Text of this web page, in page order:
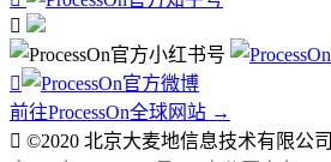


前往ProcessOn全球网站 →
 ©2020 北京大麦地信息技术有限公司